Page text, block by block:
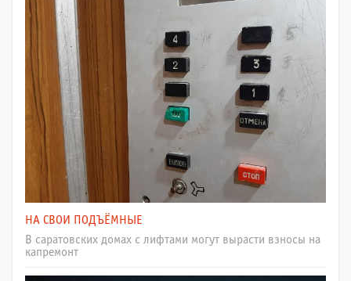
НА СВОИ ПОДЪЁМНЫЕ
В саратовских домах с лифтами могут вырасти взносы на
капремонт